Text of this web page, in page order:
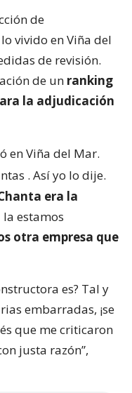
de
vivido en Viña del
de revisión.
de un ranking
la adjudicación
en Viña del Mar.
. Así yo lo dije.
era la
la estamos
otra empresa que
es? Tal y
embarradas, ¡se
que me criticaron
justa razón”,